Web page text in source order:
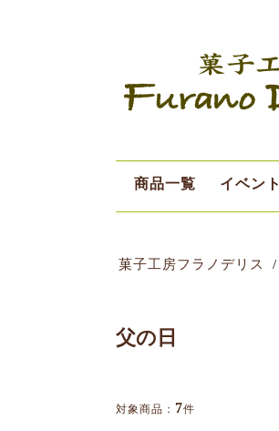
商品一覧 イベント
菓子工房フラノデリス
父の日
対象商品： 7件